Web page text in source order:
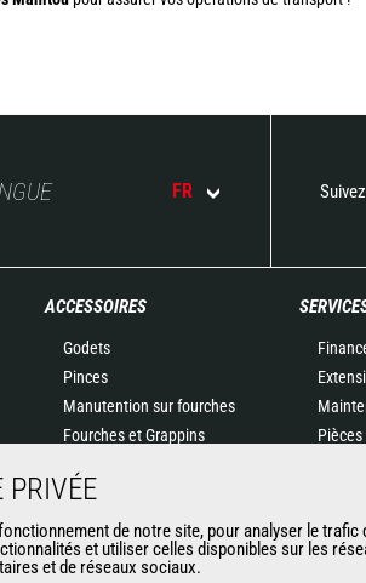
FR
ACCESSOIRES
Godets
Pinces
Manutention sur fourches
Fourches et Grappins
Nacelles
Bennes
Balayeuses et Nettoyeurs
PRIVÉE
de notre site, pour analyser le
et utiliser celles disponibles sur les
et de réseaux sociaux.